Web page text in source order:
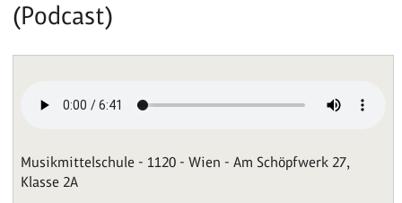
(Podcast)
Musikmittelschule - 1120 - Wien - Am Schöpfwerk 27,
Klasse 2A